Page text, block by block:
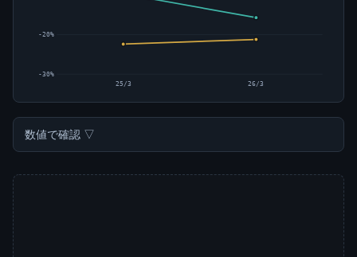
-30%
-20%
25/3 26/3
数値で確認 ▽